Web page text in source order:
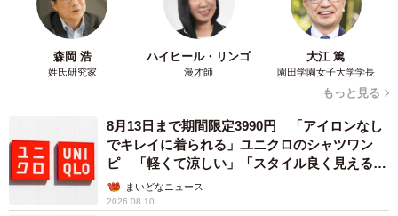
ていました。この卵は標本として活用させていただく予定
です」
森岡 浩
姓氏研究家
ハイヒール・リンゴ
漫才師
大江 篤
園田学園女子大学学長
もっと見る
8月13日まで期間限定3990円 「アイロンなし
でキレイに着られる」ユニクロのシャツワン
ピ 「軽くて涼しい」「スタイル良く見える」
の声まいどなニュース
2026.08.10